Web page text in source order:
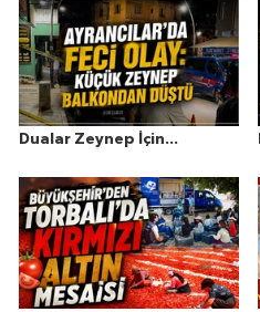
Dualar Zeynep İçin...